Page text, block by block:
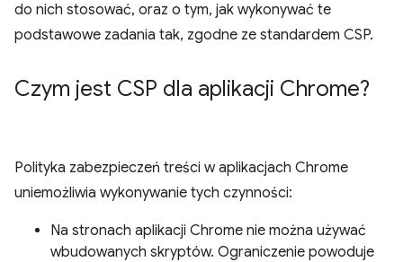
do nich stosować, oraz o tym, jak wykonywać te
podstawowe zadania tak, zgodne ze standardem CSP.
Czym jest CSP dla aplikacji Chrome?
Polityka zabezpieczeń treści w aplikacjach Chrome
uniemożliwia wykonywanie tych czynności:
Na stronach aplikacji Chrome nie można używać
wbudowanych skryptów. Ograniczenie powoduje